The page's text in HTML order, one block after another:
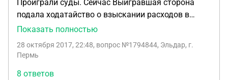
взыскания этих расходов? Спасибо огромное!!!
Проиграли суды. Сейчас Выигравшая сторона
подала ходатайство о взыскании расходов в
размере 37 000 р. Пишут, что в данную сумму
суде первой инстанции , сбор доказательств,
процессуальных и иных документов,
Показать полностью
28 октября 2017, 22:48, вопрос №1794844, Эльдар, г.
Пермь
8 ответов